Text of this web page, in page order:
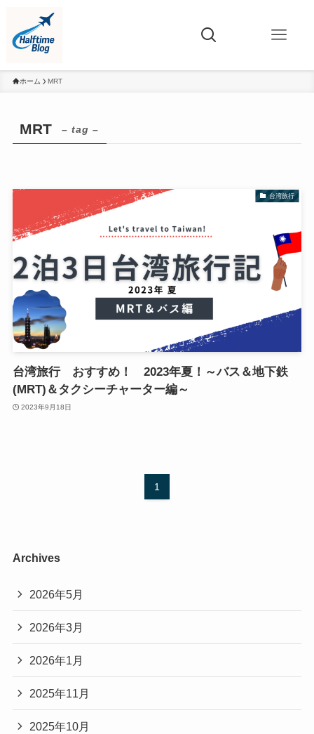
ホーム MRT
MRT – tag –
台湾旅行
台湾旅行 おすすめ！ 2023年夏！～バス＆地下鉄
(MRT)＆タクシーチャーター編～
2023年9月18日
1
Archives
2026年5月
2026年3月
2026年1月
2025年11月
2025年10月